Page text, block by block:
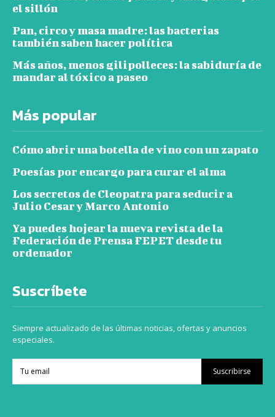
el sillón
Pan, circo y masa madre: las bacterias
también saben hacer política
Más años, menos gilipolleces: la sabiduría de
mandar al tóxico a paseo
Más popular
Cómo abrir una botella de vino con un zapato
Poesías por encargo para curar el alma
Los secretos de Cleopatra para seducir a
Julio Cesar y Marco Antonio
Ya puedes hojear la nueva revista de la
Federación de Prensa FEPET desde tu
ordenador
Suscríbete
Siempre actualizado de las últimas noticias, ofertas y anuncios
especiales.
Suscribirse